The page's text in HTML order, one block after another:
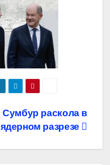
Сумбур раскола в
ядерном разрезе